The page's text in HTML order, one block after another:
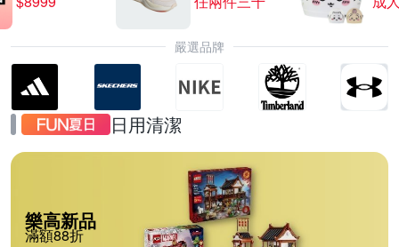
嚴選品牌
日用清潔
樂高新品
滿額88折